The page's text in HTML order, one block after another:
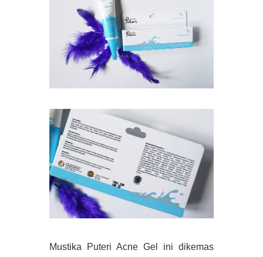
Mustika Puteri Acne Gel ini dikemas